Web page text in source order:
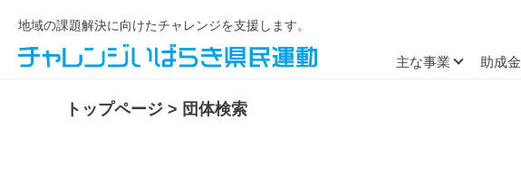
地域の課題解決に向けたチャレンジを支援します。
主な事業 助成金
トップページ > 団体検索